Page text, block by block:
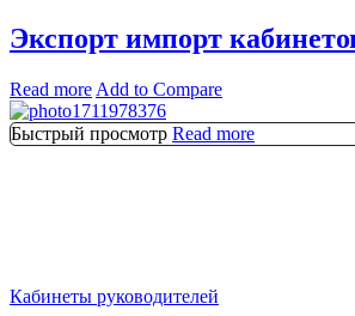
Экспорт импорт
Read more Add to Compare
Быстрый просмотр Read more
Кабинеты руководителей